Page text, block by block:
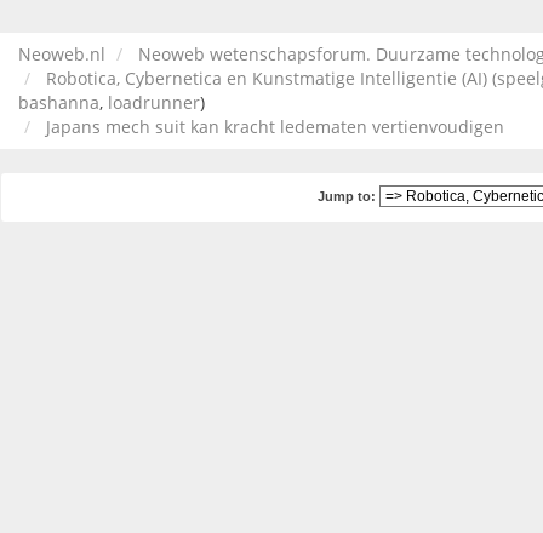
Neoweb.nl
Neoweb wetenschapsforum. Duurzame
Robotica, Cybernetica en Kunstmatige Intelligentie (AI)
bashanna, loadrunner)
Japans mech suit kan kracht ledematen vertienvoudigen
Jump to: